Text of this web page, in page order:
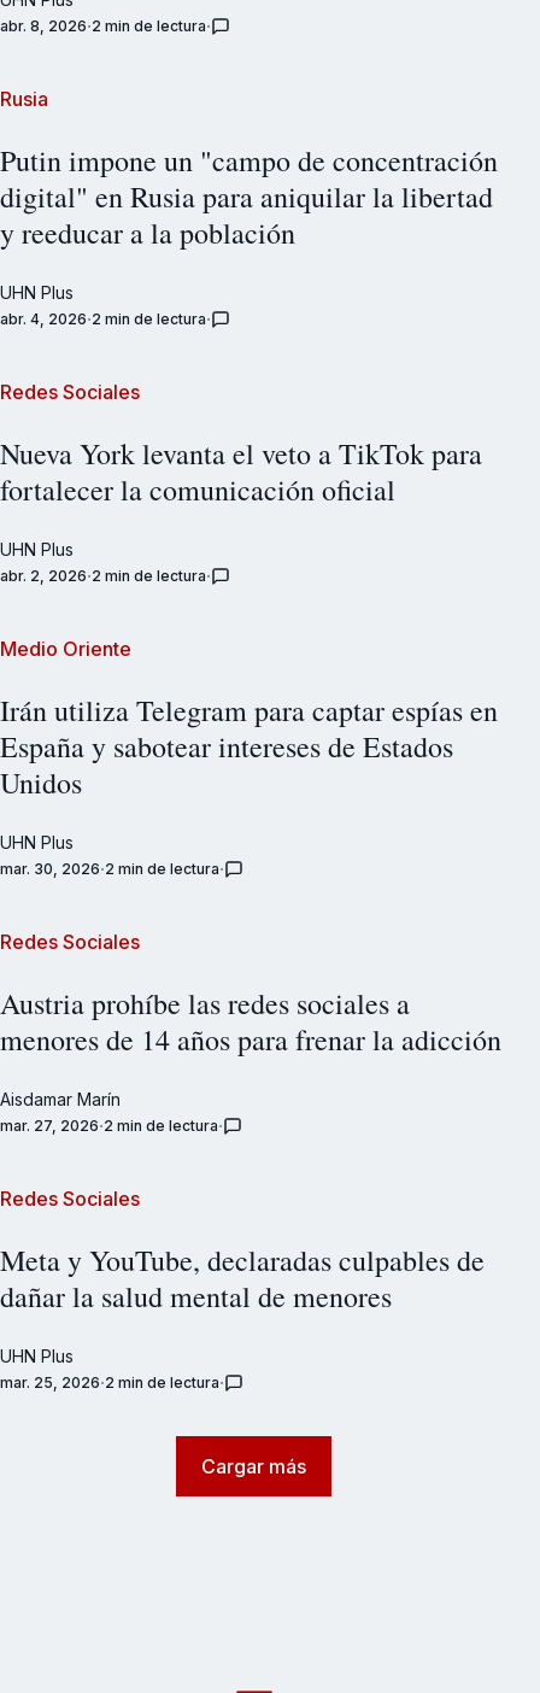
abr. 8, 2026 2 min de lectura
Rusia
Putin impone un "campo de concentración
digital" en Rusia para aniquilar la libertad
y reeducar a la población
UHN Plus
abr. 4, 2026 2 min de lectura
Redes Sociales
Nueva York levanta el veto a TikTok para
fortalecer la comunicación oficial
UHN Plus
abr. 2, 2026 2 min de lectura
Medio Oriente
Irán utiliza Telegram para captar espías en
España y sabotear intereses de Estados
Unidos
UHN Plus
mar. 30, 2026 2 min de lectura
Redes Sociales
Austria prohíbe las redes sociales a
menores de 14 años para frenar la adicción
Aisdamar Marín
mar. 27, 2026 2 min de lectura
Redes Sociales
Meta y YouTube, declaradas culpables de
dañar la salud mental de menores
UHN Plus
mar. 25, 2026 2 min de lectura
Cargar más